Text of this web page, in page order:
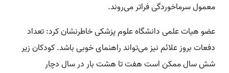
معمول سرماخوردگی فراتر می‌روند.
عضو هیات علمی دانشگاه علوم پزشکی خاطرنشان کرد: تعداد
دفعات بروز علائم نیز می‌تواند راهنمای خوبی باشد. کودکان زیر
شش سال ممکن است هفت تا هشت بار در سال دچار